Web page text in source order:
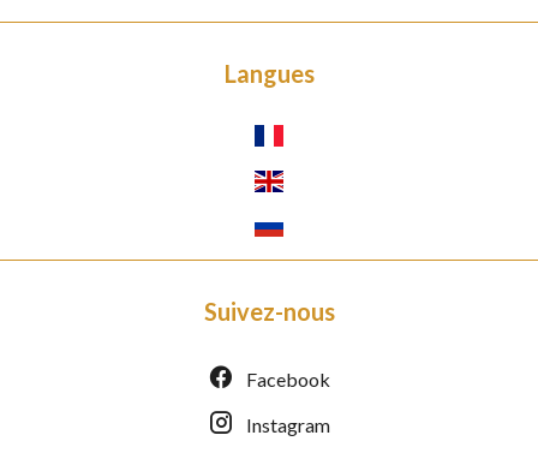
Langues
Suivez-nous
Facebook
Instagram